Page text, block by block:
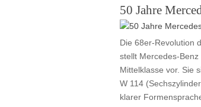
50 Jahre
Die 68er-Revolution
stellt Mercedes-
Mittelklasse vor. Sie
W 114
klarer